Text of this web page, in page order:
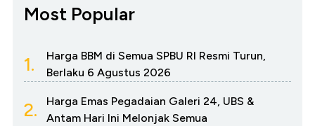
Most Popular
1.
Harga BBM di Semua SPBU RI Resmi Turun,
Berlaku 6 Agustus 2026
2.
Harga Emas Pegadaian Galeri 24, UBS &
Antam Hari Ini Melonjak Semua